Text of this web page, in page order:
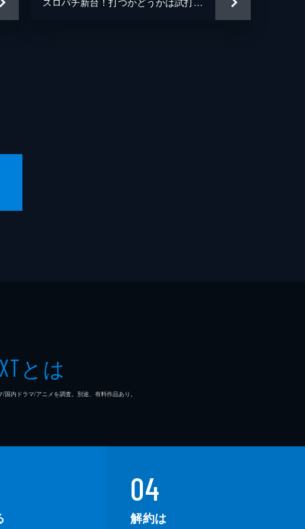
とは
内ドラマ/アニメを調査。別途、有料作品あり。
04
解約は